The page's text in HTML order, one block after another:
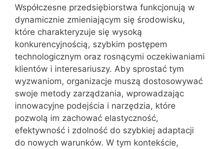
Współczesne przedsiębiorstwa funkcjonują w
dynamicznie zmieniającym się środowisku,
które charakteryzuje się wysoką
konkurencyjnością, szybkim postępem
technologicznym oraz rosnącymi oczekiwaniami
klientów i interesariuszy. Aby sprostać tym
wyzwaniom, organizacje muszą dostosowywać
swoje metody zarządzania, wprowadzając
innowacyjne podejścia i narzędzia, które
pozwolą im zachować elastyczność,
efektywność i zdolność do szybkiej adaptacji
do nowych warunków. W tym kontekście,